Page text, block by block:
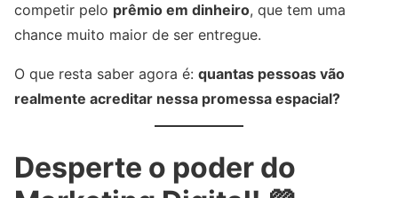
competir pelo prêmio em dinheiro, que tem uma
chance muito maior de ser entregue.
O que resta saber agora é: quantas pessoas vão
realmente acreditar nessa promessa espacial?
Desperte o poder do